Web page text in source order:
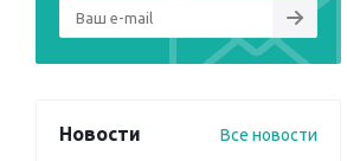
Новости Все новости